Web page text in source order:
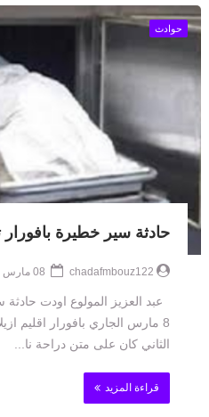
حوادث
حادثة سير خطيرة
chadafmbouz122
عبد العزيز المولوع اودت
8 مارس الجاري بافورار اقليم
الثاني كان على متن دراحة نا...
قراءة المزيد